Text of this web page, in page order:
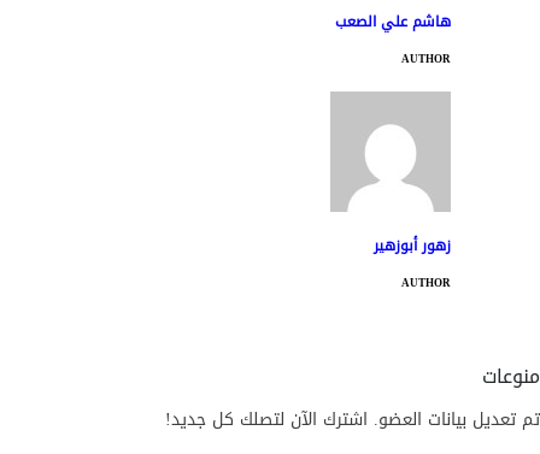
هاشم علي الصعب
AUTHOR
زهور أبوزهير
AUTHOR
منوعات
تم تعديل بيانات العضو. اشترك الآن لتصلك كل جديد!